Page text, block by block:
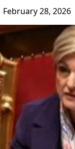
February 28, 2026